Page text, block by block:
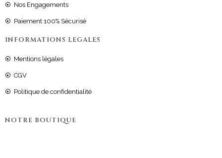
Nos Engagements
Paiement 100% Sécurisé
INFORMATIONS LEGALES
Mentions légales
CGV
Politique de confidentialité
NOTRE BOUTIQUE